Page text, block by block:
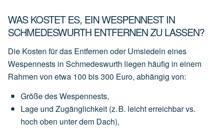
WAS KOSTET ES, EIN WESPENNEST IN
SCHMEDESWURTH ENTFERNEN ZU LASSEN?
Die Kosten für das Entfernen oder Umsiedeln eines
Wespennests in Schmedeswurth liegen häufig in einem
Rahmen von etwa 100 bis 300 Euro, abhängig von:
Größe des Wespennests,
Lage und Zugänglichkeit (z.B. leichterreichbarvs.
hoch oben unterdem Dach),